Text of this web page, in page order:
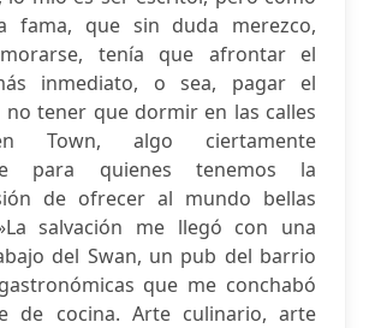
fama, que sin duda merezco,
tenía que afrontar el
inmediato, o sea, pagar el
tener que dormir en las calles
Town, algo ciertamente
para quienes tenemos la
de ofrecer al mundo bellas
salvación me llegó con una
del Swan, un pub del barrio
que me conchabó
de cocina. Arte culinario, arte